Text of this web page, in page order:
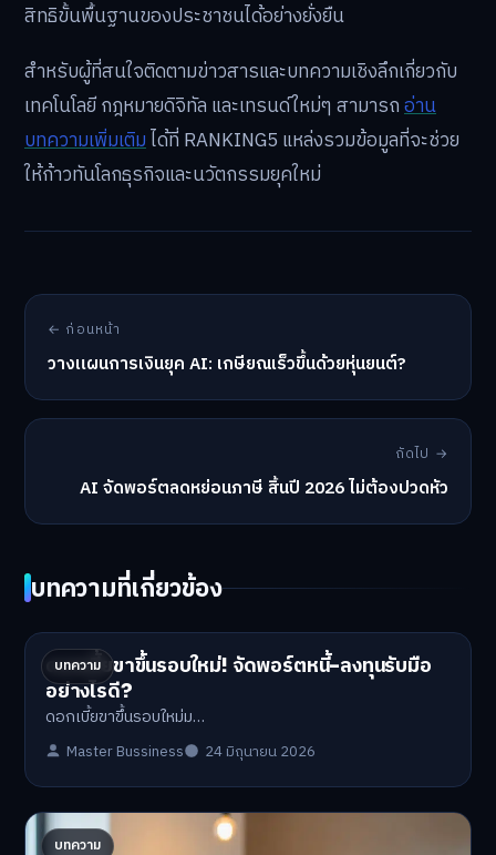
สิทธิขั้นพื้นฐานของประชาชนได้อย่างยั่งยืน
สำหรับผู้ที่สนใจติดตามข่าวสารและบทความเชิงลึกเกี่ยวกับ
เทคโนโลยี กฎหมายดิจิทัล และเทรนด์ใหม่ๆ สามารถอ่าน
บทความเพิ่มเติมได้ที่ RANKING5 แหล่งรวมข้อมูลที่จะช่วย
ให้ก้าวทันโลกธุรกิจและนวัตกรรมยุคใหม่
← ก่อนหน้า
วางแผนการเงินยุค AI: เกษียณเร็วขึ้นด้วยหุ่นยนต์?
ถัดไป →
AI จัดพอร์ตลดหย่อนภาษี สิ้นปี 2026 ไม่ต้องปวดหัว
บทความที่เกี่ยวข้อง
บทความ
ดอกเบี้ยขาขึ้นรอบใหม่! จัดพอร์ตหนี้-ลงทุนรับมือ
อย่างไรดี?
ดอกเบี้ยขาขึ้นรอบใหม่ม…
Master Bussiness 24 มิถุนายน 2026
บทความ
ปรับพอร์ตรับ ‘เงินดิจิทัล 2.0’ จัดสรรงบอย่างไรไม่